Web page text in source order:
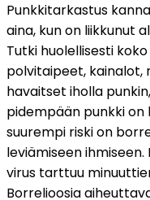
Punkkitarkastus
aina, kun on liikkunut
Tutki huolellisesti
polvitaipeet, kainalot,
havaitset iholla
pidempään punkki on
suurempi riski on
leviämiseen
virus tarttuu
Borrelioosia